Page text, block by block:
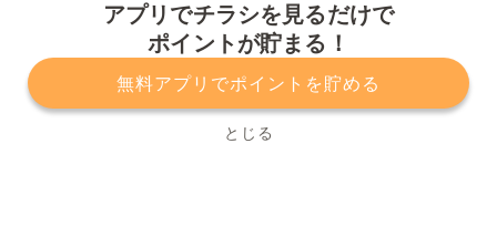
アプリでチラシを見るだけで
ポイントが貯まる！
無料アプリでポイントを貯める
とじる
プライバシーポリシー 利用規約
運営会社
サービスに関してのお問い合わせ